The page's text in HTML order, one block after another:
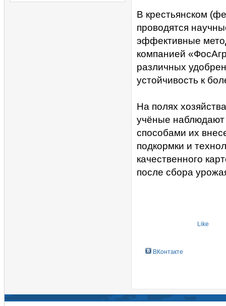
В крестьянском
проводятся
эффективные
компанией
различных
устойчивость к
На полях
учёные
способами их
подкормки и
качественного
после сбора
Like
ВКонтакте